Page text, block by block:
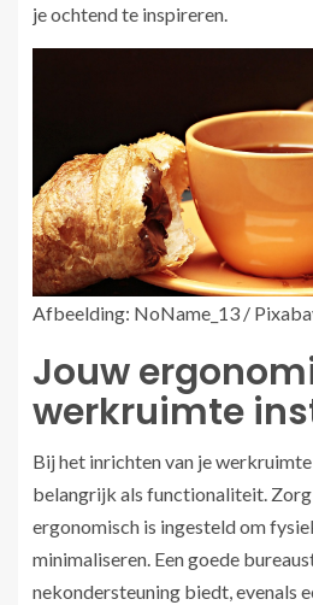
je ochtend te inspireren.
Afbeelding: NoName_13 /
Jouw
werkruimte
Bij het inrichten van je
belangrijk als functionaliteit.
ergonomisch is ingesteld om
minimaliseren. Een goede
nekondersteuning biedt, evenals